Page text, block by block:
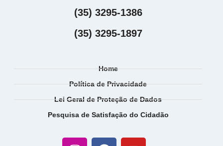
(35) 3295-1386
(35) 3295-1897
Home
Política de Privacidade
Lei Geral de Proteção de Dados
Pesquisa de Satisfação do Cidadão